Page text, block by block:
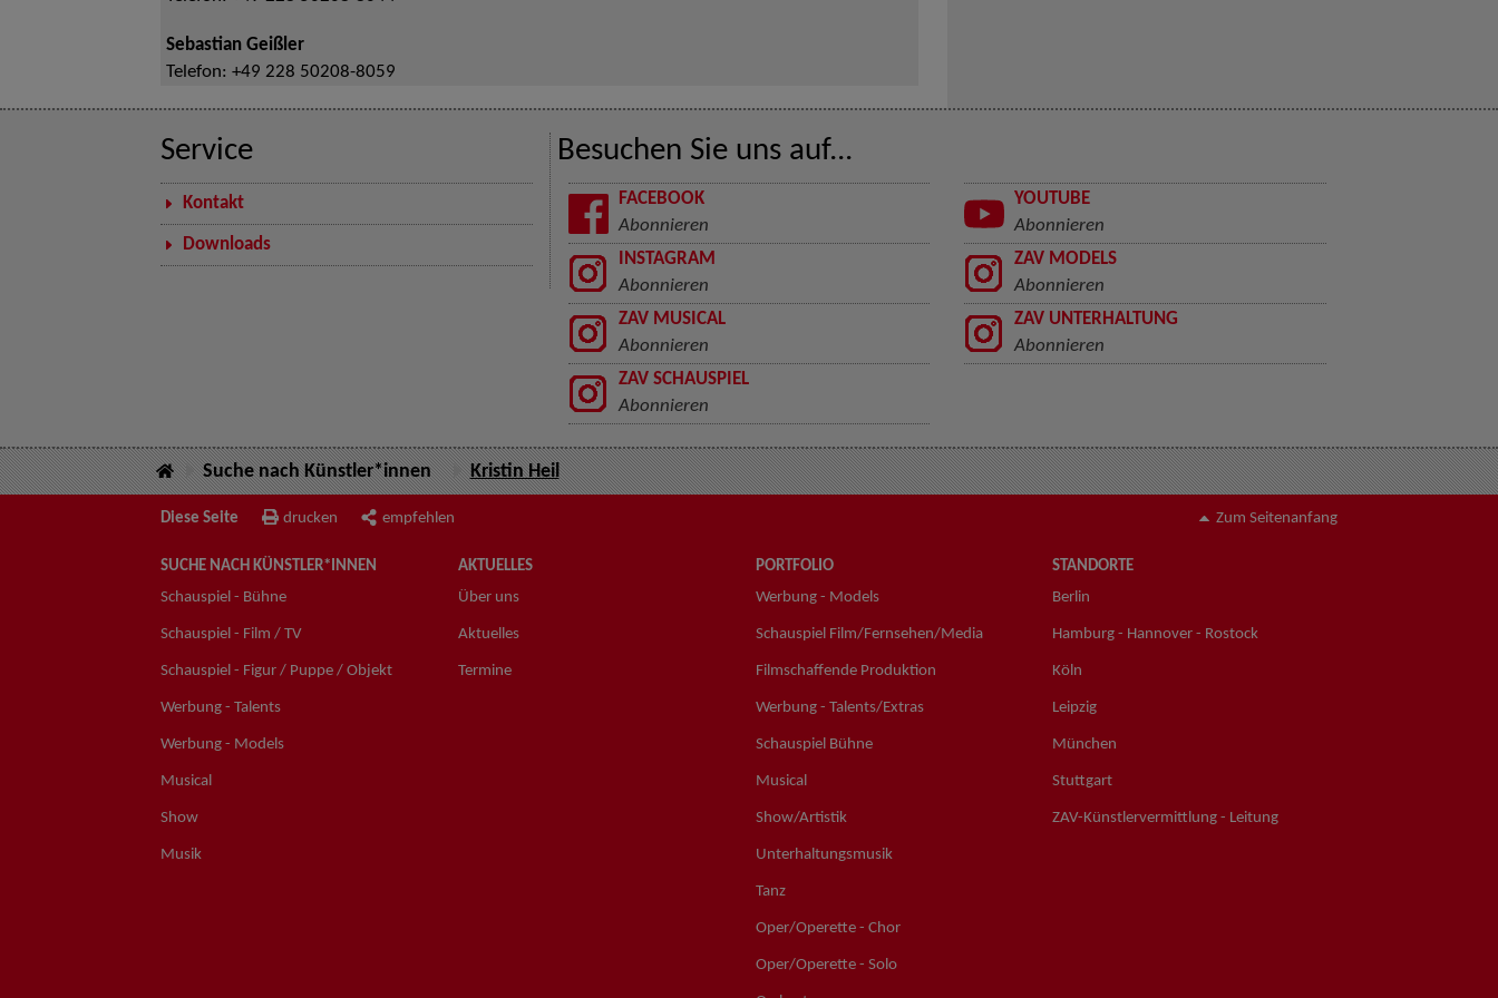
Sebastian Geißler
Telefon: +49 228 50208-8059
Service
Kontakt
Downloads
Besuchen Sie uns auf...
FACEBOOK
Abonnieren
YOUTUBE
Abonnieren
INSTAGRAM
Abonnieren
ZAV MODELS
Abonnieren
ZAV MUSICAL
Abonnieren
ZAV UNTERHALTUNG
Abonnieren
ZAV SCHAUSPIEL
Abonnieren
Suche nach Künstler*innen Kristin Heil
Diese Seite drucken empfehlen Zum Seitenanfang
SUCHE NACH KÜNSTLER*INNEN
Schauspiel - Bühne
Schauspiel - Film / TV
Schauspiel - Figur / Puppe / Objekt
Werbung - Talents
Werbung - Models
Musical
Show
Musik
AKTUELLES
Über uns
Aktuelles
Termine
PORTFOLIO
Werbung - Models
Schauspiel Film/Fernsehen/Media
Filmschaffende Produktion
Werbung - Talents/Extras
Schauspiel Bühne
Musical
Show/Artistik
Unterhaltungsmusik
Tanz
Oper/Operette - Chor
Oper/Operette - Solo
STANDORTE
Berlin
Hamburg - Hannover - Rostock
Köln
Leipzig
München
Stuttgart
ZAV-Künstlervermittlung - Leitung